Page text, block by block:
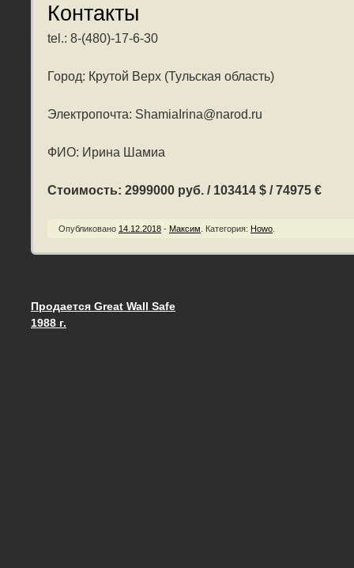
Контакты
tel.: 8-(480)-17-6-30
Город: Крутой Верх (Тульская область)
Электропочта: ShamiaIrina@narod.ru
ФИО: Ирина Шамиа
Стоимость: 2999000 руб. / 103414 $ / 74975 €
Опубликовано 14.12.2018 - Максим Категория: Howo
Запись навигация
Продается Great Wall Safe
1988 г.